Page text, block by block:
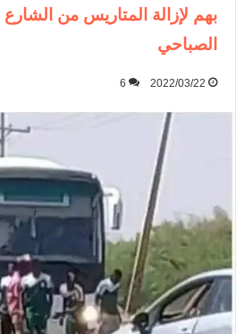
بهم لإزالة المتاريس من الشارع
الصباحي
2022/03/22
6